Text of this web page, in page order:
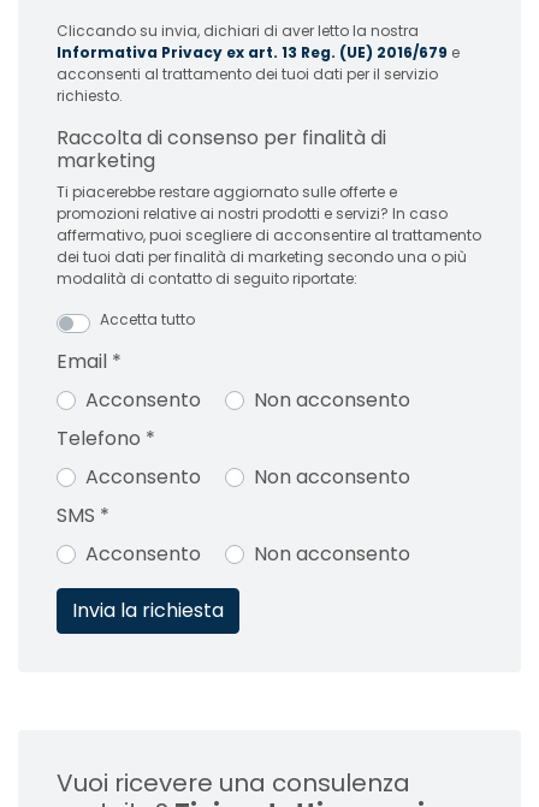
Cliccando su invia, dichiari di aver letto la nostra
Informativa Privacy ex art. 13 Reg. (UE) 2016/679 e
acconsenti al trattamento dei tuoi dati per il servizio
richiesto.
Raccolta di consenso per finalità di
marketing
Ti piacerebbe restare aggiornato sulle offerte e
promozioni relative ai nostri prodotti e servizi? In caso
affermativo, puoi scegliere di acconsentire al trattamento
dei tuoi dati per finalità di marketing secondo una o più
modalità di contatto di seguito riportate:
Accetta tutto
Email *
Acconsento
Non acconsento
Telefono *
Acconsento
Non acconsento
SMS *
Acconsento
Non acconsento
Vuoi ricevere una consulenza